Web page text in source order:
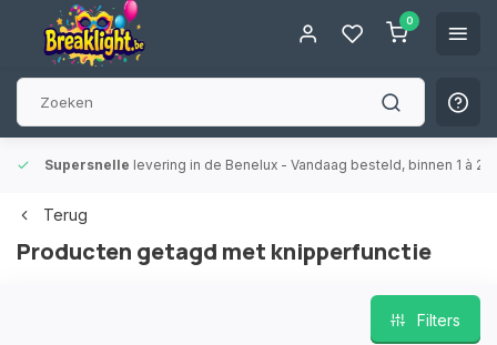
0
Supersnelle levering in de Benelux - Vandaag besteld, binnen 1 à 2
Terug
Producten getagd met knipperfunctie
Filters